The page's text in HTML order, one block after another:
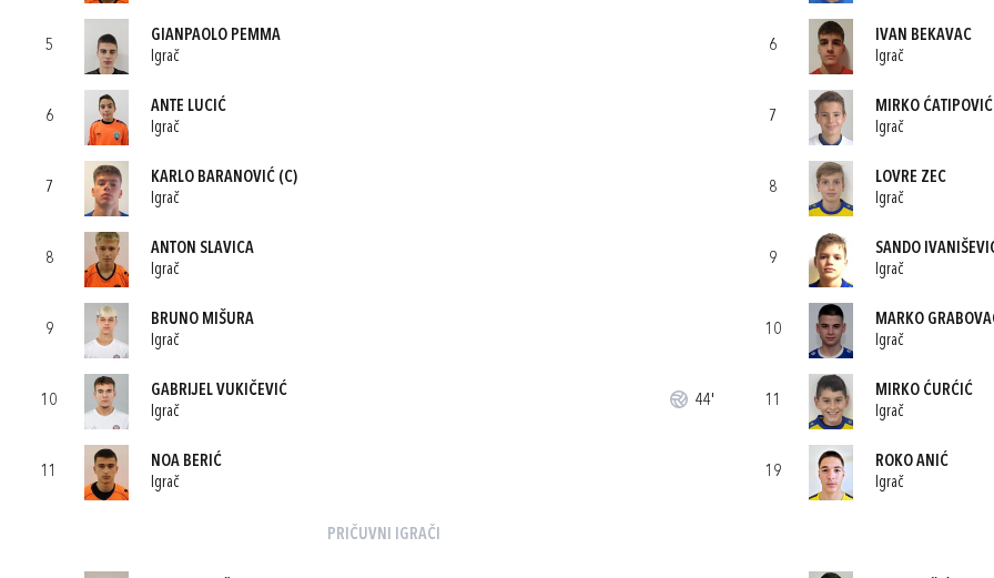
5
GIANPAOLO PEMMA
Igrač
6
ANTE LUCIĆ
Igrač
7
KARLO BARANOVIĆ (C)
Igrač
8
ANTON SLAVICA
Igrač
9
BRUNO MIŠURA
Igrač
10
GABRIJEL VUKIČEVIĆ
Igrač
44'
11
NOA BERIĆ
Igrač
PRIČUVNI IGRAČI
6
IVAN BEKAVAC
Igrač
7
MIRKO ĆATIPOVIĆ
Igrač
8
LOVRE ZEC
Igrač
9
SANDO
Igrač
10
MARKO
Igrač
11
MIRKO ĆURĆIĆ
Igrač
19
ROKO ANIĆ
Igrač